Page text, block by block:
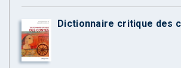
Dictionnaire critique des